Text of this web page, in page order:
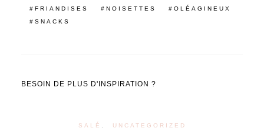
FRIANDISES
NOISETTES
OLÉAGINEUX
SNACKS
BESOIN DE PLUS D'INSPIRATION ?
SALÉ UNCATEGORIZED